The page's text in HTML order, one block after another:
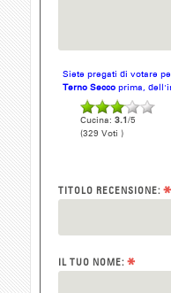
Siete pregati di votare
Terno Secco prima,
Cucina: 3.1/5
(329 Voti )
TITOLO RECENSIONE: *
IL TUO NOME: *